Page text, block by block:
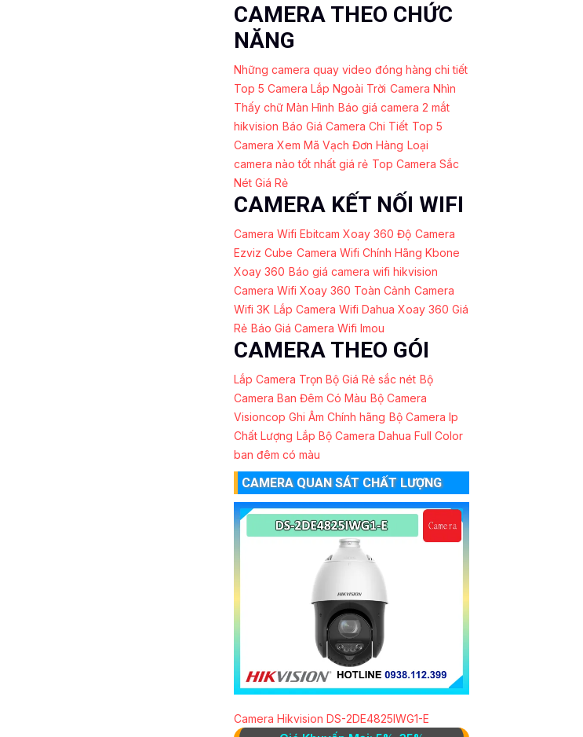
CAMERA THEO CHỨC
NĂNG
Những camera quay video đóng hàng chi tiết
Top 5 Camera Lắp Ngoài Trời Camera Nhìn
Thấy chữ Màn Hình Báo giá camera 2 mắt
hikvision Báo Giá Camera Chi Tiết Top 5
Camera Xem Mã Vạch Đơn Hàng Loại
camera nào tốt nhất giá rẻ Top Camera Sắc
Nét Giá Rẻ
CAMERA KẾT NỐI WIFI
Camera Wifi Ebitcam Xoay 360 Độ Camera
Ezviz Cube Camera Wifi Chính Hãng Kbone
Xoay 360 Báo giá camera wifi hikvision
Camera Wifi Xoay 360 Toàn Cảnh Camera
Wifi 3K Lắp Camera Wifi Dahua Xoay 360 Giá
Rẻ Báo Giá Camera Wifi Imou
CAMERA THEO GÓI
Lắp Camera Trọn Bộ Giá Rẻ sắc nét Bộ
Camera Ban Đêm Có Màu Bộ Camera
Visioncop Ghi Âm Chính hãng Bộ Camera Ip
Chất Lượng Lắp Bộ Camera Dahua Full Color
ban đêm có màu
CAMERA QUAN SÁT CHẤT LƯỢNG
Camera Hikvision DS-2DE4825IWG1-E